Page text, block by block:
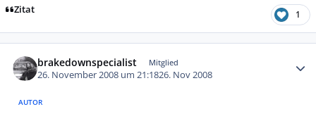
Zitat 1
brakedownspecialist Mitglied
26. November 2008 um 21:1826. Nov 2008
AUTOR